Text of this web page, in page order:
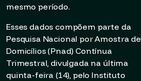
mesmo período.
Esses dados compõem parte da
Pesquisa Nacional por Amostra de
Domicílios (Pnad) Contínua
Trimestral, divulgada na última
quinta-feira (14), pelo Instituto